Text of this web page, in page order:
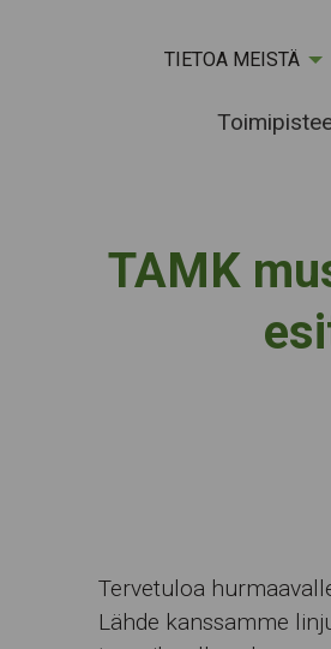
TIETOA MEISTÄ
TAMK
Tervetuloa
Lähde kanssamme